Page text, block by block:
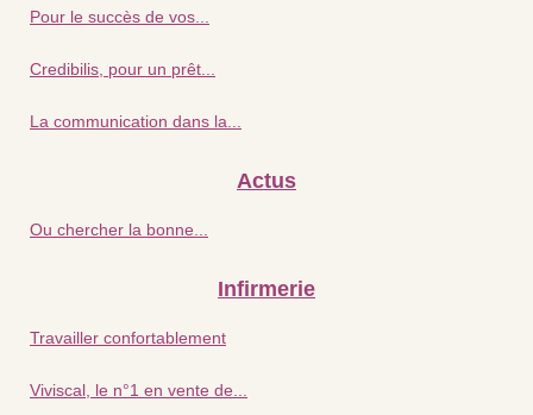
Pour le succès de vos...
Credibilis, pour un prêt...
La communication dans la...
Actus
Ou chercher la bonne...
Infirmerie
Travailler confortablement
Viviscal, le n°1 en vente de...